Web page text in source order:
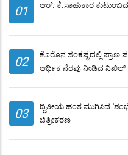
01 ಆರ್. ಕೆ.ಸಾಹುಕಾರ
02
ಕೊರೊನ ಸಂಕಷ್ಟದಲ್ಲಿ ಪ್ರಾಣ
ಆರ್ಥಿಕ ನೆರವು ನೀಡಿದ ನಿಖಿಲ್
03
ದ್ವಿತೀಯ ಹಂತ ಮುಗಿಸಿದ
ಚಿತ್ರೀಕರಣ